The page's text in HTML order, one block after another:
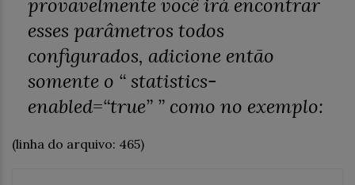
provavelmente você irá encontrar
esses parâmetros todos
configurados, adicione então
somente o “ statistics-
enabled=“true” ” como no exemplo:
(linha do arquivo: 465)